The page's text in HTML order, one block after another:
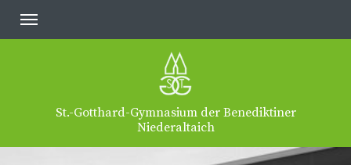
St.-Gotthard-Gymnasium der Benediktiner
Niederaltaich